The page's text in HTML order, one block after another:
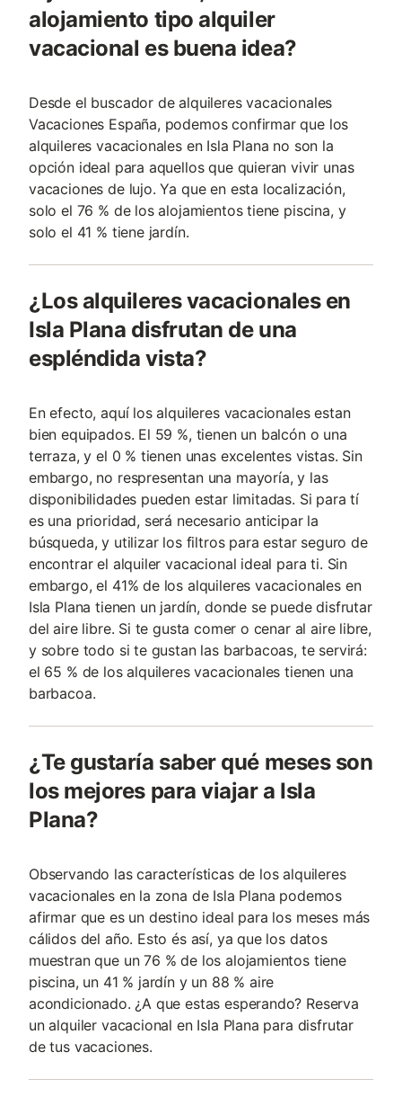
alojamiento tipo alquiler
vacacional es buena idea?
Desde el buscador de alquileres vacacionales
Vacaciones España, podemos confirmar que los
alquileres vacacionales en Isla Plana no son la
opción ideal para aquellos que quieran vivir unas
vacaciones de lujo. Ya que en esta localización,
solo el 76 % de los alojamientos tiene piscina, y
solo el 41 % tiene jardín.
¿Los alquileres vacacionales en
Isla Plana disfrutan de una
espléndida vista?
En efecto, aquí los alquileres vacacionales estan
bien equipados. El 59 %, tienen un balcón o una
terraza, y el 0 % tienen unas excelentes vistas. Sin
embargo, no respresentan una mayoría, y las
disponibilidades pueden estar limitadas. Si para tí
es una prioridad, será necesario anticipar la
búsqueda, y utilizar los filtros para estar seguro de
encontrar el alquiler vacacional ideal para ti. Sin
embargo, el 41% de los alquileres vacacionales en
Isla Plana tienen un jardín, donde se puede disfrutar
del aire libre. Si te gusta comer o cenar al aire libre,
y sobre todo si te gustan las barbacoas, te servirá:
el 65 % de los alquileres vacacionales tienen una
barbacoa.
¿Te gustaría saber qué meses son
los mejores para viajar a Isla
Plana?
Observando las características de los alquileres
vacacionales en la zona de Isla Plana podemos
afirmar que es un destino ideal para los meses más
cálidos del año. Esto és así, ya que los datos
muestran que un 76 % de los alojamientos tiene
piscina, un 41 % jardín y un 88 % aire
acondicionado. ¿A que estas esperando? Reserva
un alquiler vacacional en Isla Plana para disfrutar
de tus vacaciones.